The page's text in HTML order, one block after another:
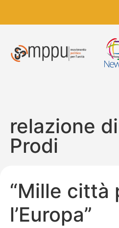
relazione
Prodi
“Mille città
l’Europa”